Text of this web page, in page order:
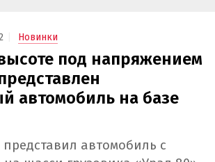
Новинки
под напряжением
автомобиль на базе
автомобиль с